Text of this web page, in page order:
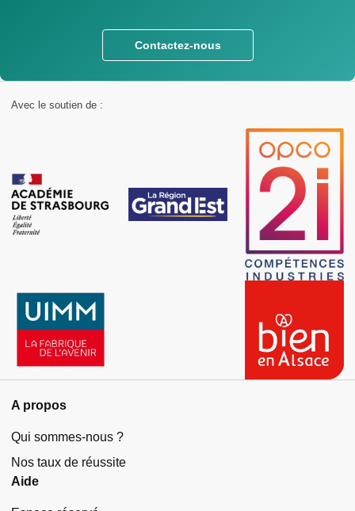
Contactez-nous
A propos
Qui sommes-nous ?
Nos taux de réussite
Aide
Avec le soutien de :